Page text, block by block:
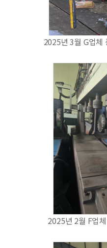
2025년 3월 G업체
2025년 2월 F업